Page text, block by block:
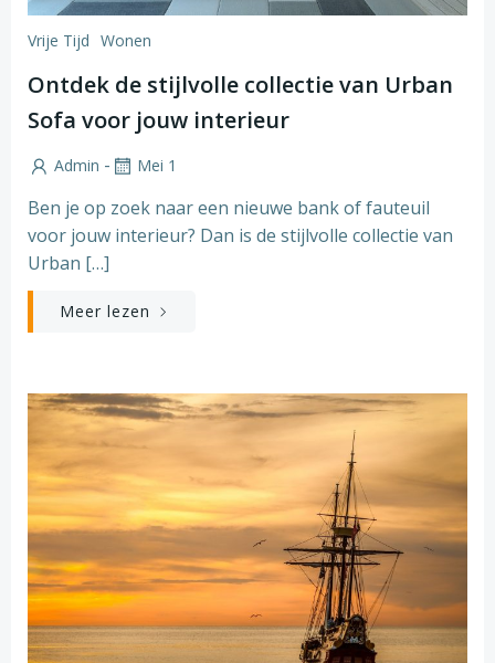
Vrije Tijd Wonen
Ontdek de stijlvolle collectie van Urban
Sofa voor jouw interieur
Admin - Mei 1
Ben je op zoek naar een nieuwe bank of fauteuil
voor jouw interieur? Dan is de stijlvolle collectie van
Urban […]
Meer lezen